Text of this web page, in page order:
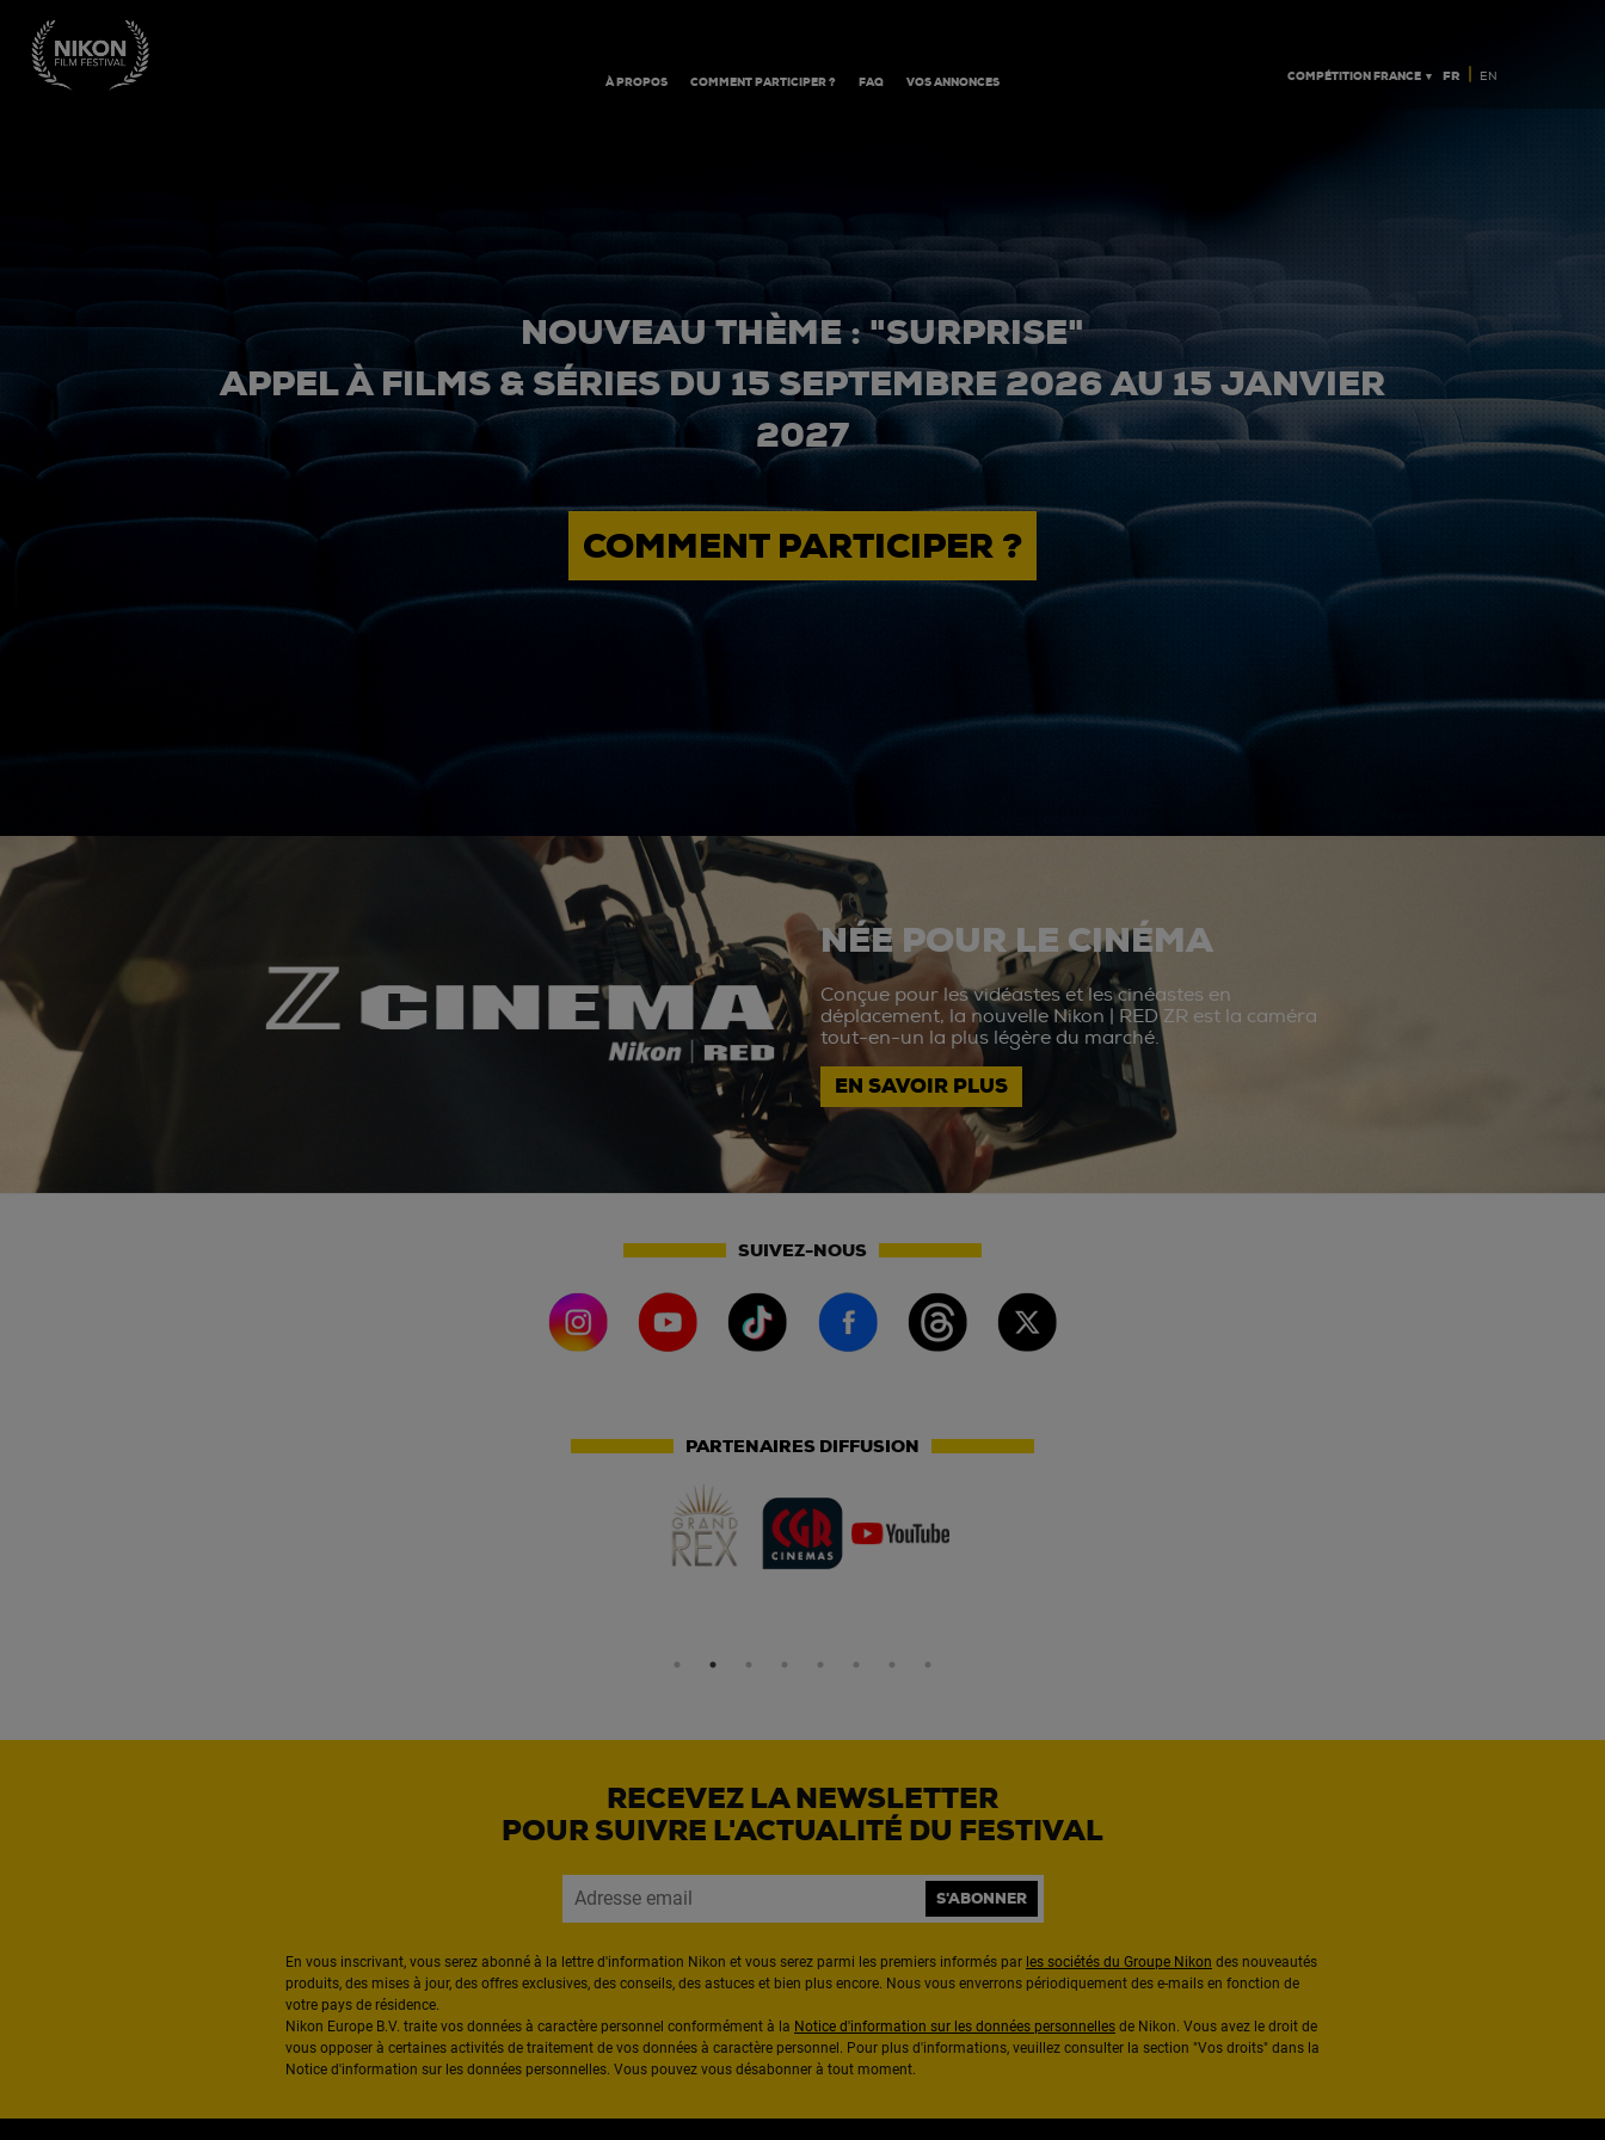
À PROPOS COMMENT PARTICIPER ? FAQ VOS ANNONCES COMPÉTITION FRANCE ▼ FR | EN
NOUVEAU THÈME : "SURPRISE"
APPEL À FILMS & SÉRIES DU 15 SEPTEMBRE 2026 AU 15 JANVIER
2027
COMMENT PARTICIPER ?
NÉE POUR LE CINÉMA
Conçue pour les vidéastes et les cinéastes en
déplacement, la nouvelle Nikon | RED ZR est la caméra
tout-en-un la plus légère du marché.
EN SAVOIR PLUS
SUIVEZ-NOUS
PARTENAIRES DIFFUSION
RECEVEZ LA NEWSLETTER
POUR SUIVRE L'ACTUALITÉ DU FESTIVAL
S'ABONNER
En vous inscrivant, vous serez abonné à la lettre d'information Nikon et vous serez parmi les premiers informés par les sociétés du Groupe Nikon des nouveautés
produits, des mises à jour, des offres exclusives, des conseils, des astuces et bien plus encore. Nous vous enverrons périodiquement des e-mails en fonction de
votre pays de résidence.
Nikon Europe B.V. traite vos données à caractère personnel conformément à la Notice d'information sur les données personnelles de Nikon. Vous avez le droit de
vous opposer à certaines activités de traitement de vos données à caractère personnel. Pour plus d'informations, veuillez consulter la section "Vos droits" dans la
Notice d'information sur les données personnelles. Vous pouvez vous désabonner à tout moment.